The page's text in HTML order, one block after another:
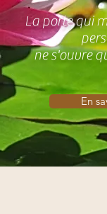
La porte qui
ne s'ouvre
En